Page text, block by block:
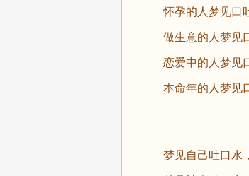
怀孕的人梦见口吐
做生意的人梦见口
恋爱中的人梦见口
本命年的人梦见口
梦见自己吐口水，